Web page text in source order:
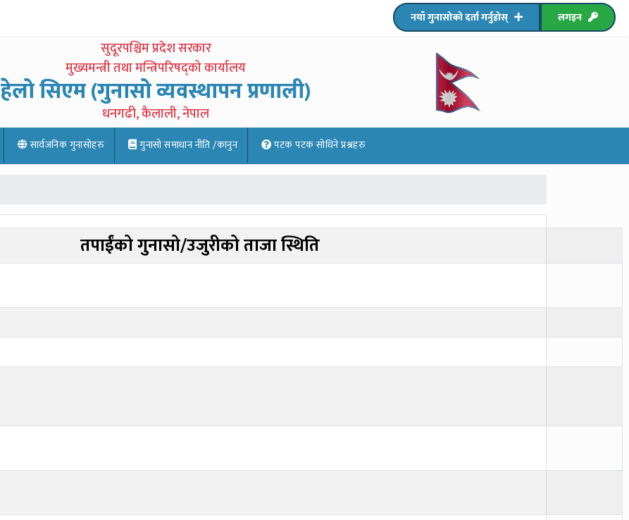
नयाँ गुनासोको दर्ता गर्नुहोस् लगइन
सुदूरपश्चिम प्रदेश सरकार
मुख्यमन्त्री तथा मन्त्रिपरिषद्को कार्यालय
हेलो सिएम (गुनासो व्यवस्थापन प्रणाली)
धनगढी, कैलाली, नेपाल
सार्वजनिक गुनासोहरु गुनासो समाधान नीति /कानुन पटक पटक साेधिने प्रश्नहरु
तपाईंको गुनासो/उजुरीको ताजा स्थिति